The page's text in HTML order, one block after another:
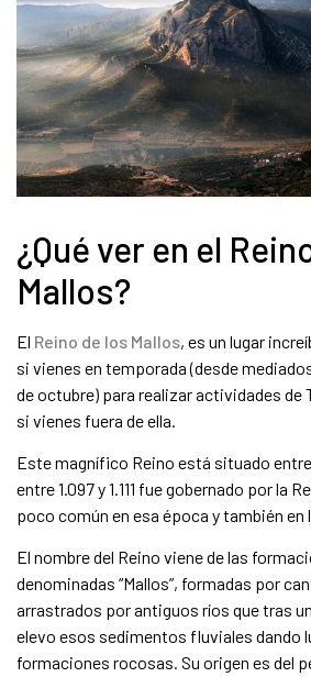
¿Qué ver en el
Mallos?
El Reino de los Mallos, es un lugar
si vienes en temporada (desde
de octubre) para realizar actividades
si vienes fuera de ella.
Este magnífico Reino está situado
entre 1.097 y 1.111 fue gobernado por la
poco común en esa época y también
El nombre del Reino viene de las
denominadas “Mallos”, formadas por
arrastrados por antiguos ríos que tras
elevo esos sedimentos fluviales dando
formaciones rocosas. Su origen es del